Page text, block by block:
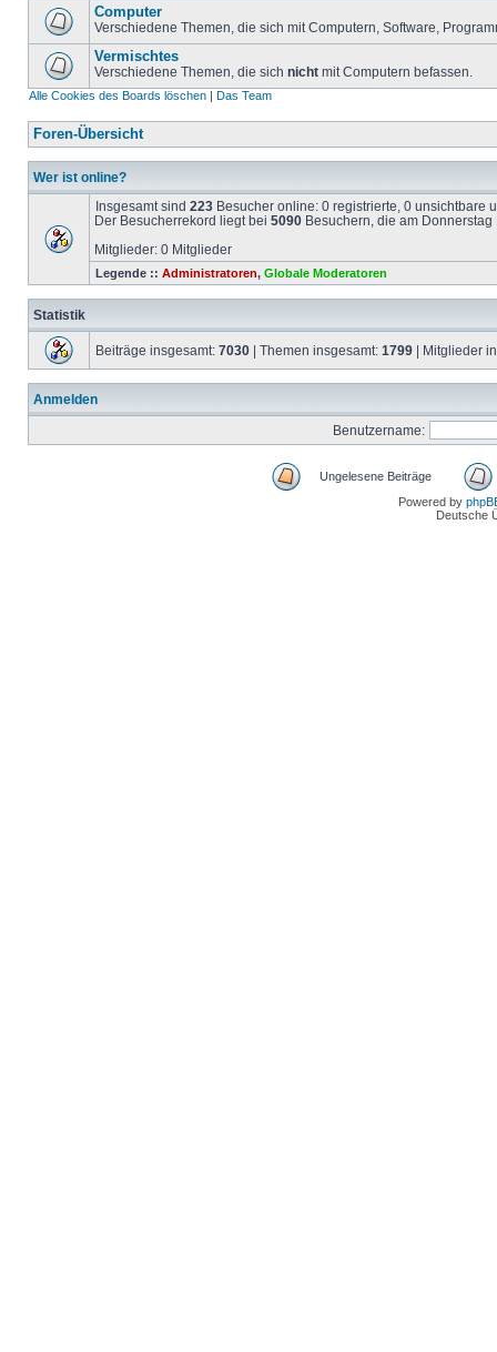
Computer
Verschiedene Themen, die sich mit Computern, Software,
Vermischtes
Verschiedene Themen, die sich nicht mit Computern befassen.
Alle Cookies des Boards löschen | Das Team
Foren-Übersicht
Wer ist online?
Insgesamt sind 223 Besucher online: 0 registrierte, 0 unsichtbare
Der Besucherrekord liegt bei 5090 Besuchern, die am
Mitglieder: 0 Mitglieder
Legende :: Administratoren, Globale Moderatoren
Statistik
Beiträge insgesamt: 7030 | Themen insgesamt: 1799 | Mitglieder
Anmelden
Benutzername:
Ungelesene Beiträge
Powered by
Deutsche